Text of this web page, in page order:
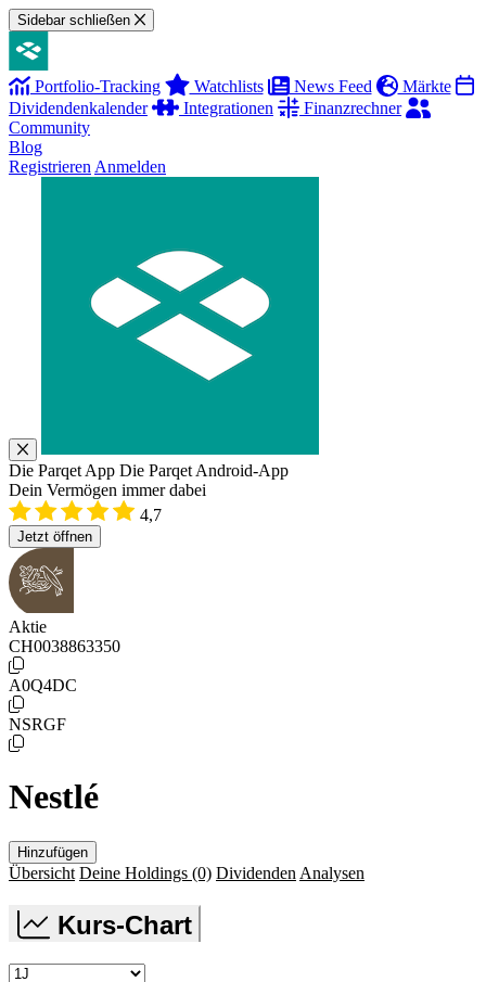
Sidebar schließen
Portfolio-Tracking Watchlists News Feed
Märkte
Dividendenkalender
Integrationen
Finanzrechner
Community
Blog
Registrieren Anmelden
Die Parqet App Die Parqet Android-App
Dein Vermögen immer dabei
4,7
Jetzt öffnen
Aktie
CH0038863350
A0Q4DC
NSRGF
Nestlé
Hinzufügen
Übersicht Deine Holdings (0) Dividenden Analysen
Kurs-Chart